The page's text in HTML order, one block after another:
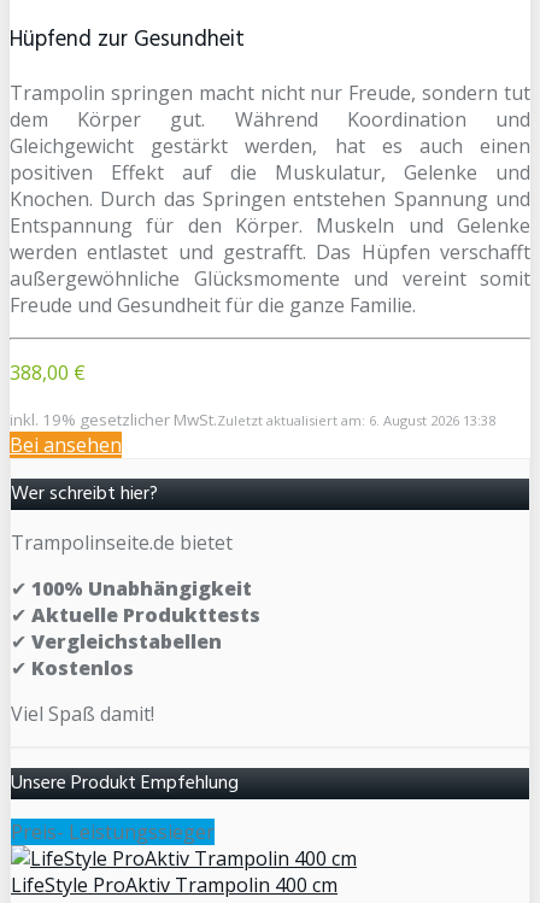
Hüpfend zur Gesundheit
Trampolin springen macht nicht nur Freude, sondern tut
dem Körper gut. Während Koordination und
Gleichgewicht gestärkt werden, hat es auch einen
positiven Effekt auf die Muskulatur, Gelenke und
Knochen. Durch das Springen entstehen Spannung und
Entspannung für den Körper. Muskeln und Gelenke
werden entlastet und gestrafft. Das Hüpfen verschafft
außergewöhnliche Glücksmomente und vereint somit
Freude und Gesundheit für die ganze Familie.
388,00 €
inkl. 19% gesetzlicher MwSt.Zuletzt aktualisiert am: 6. August 2026 13:38
Bei ansehen
Wer schreibt hier?
Trampolinseite.de bietet
✔ 100% Unabhängigkeit
✔ Aktuelle Produkttests
✔ Vergleichstabellen
✔ Kostenlos
Viel Spaß damit!
Unsere Produkt Empfehlung
Preis- Leistungssieger
LifeStyle ProAktiv Trampolin 400 cm